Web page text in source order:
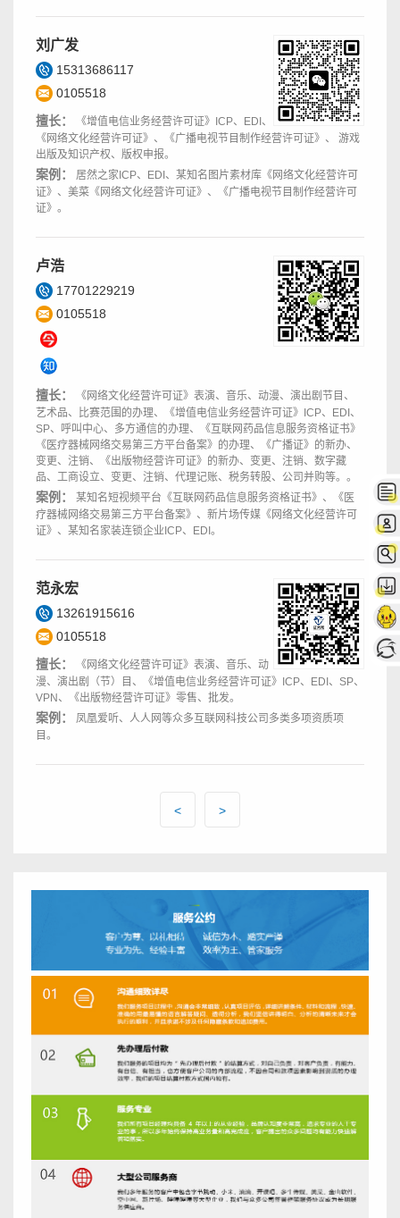
刘广发
15313686117
0105518
擅长：
《增值电信业务经营许可证》ICP、EDI、
《网络文化经营许可证》、《广播电视节目制作经营许可证》、 游戏
出版及知识产权、版权申报。
案例：
居然之家ICP、EDI、某知名图片素材库《网络文化经营许可
证》、美菜《网络文化经营许可证》、《广播电视节目制作经营许可
证》。
卢浩
17701229219
0105518
擅长：
《网络文化经营许可证》表演、音乐、动漫、演出剧节目、
艺术品、比赛范围的办理、《增值电信业务经营许可证》ICP、EDI、
SP、呼叫中心、多方通信的办理、《互联网药品信息服务资格证书》
《医疗器械网络交易第三方平台备案》的办理、《广播证》的新办、
变更、注销、《出版物经营许可证》的新办、变更、注销、数字藏
品、工商设立、变更、注销、代理记账、税务转股、公司并购等。。
案例：
某知名短视频平台《互联网药品信息服务资格证书》、《医
疗器械网络交易第三方平台备案》、新片场传媒《网络文化经营许可
证》、某知名家装连锁企业ICP、EDI。
范永宏
13261915616
0105518
擅长：
《网络文化经营许可证》表演、音乐、动
漫、演出剧（节）目、《增值电信业务经营许可证》ICP、EDI、SP、
VPN、《出版物经营许可证》零售、批发。
案例：
凤凰爱听、人人网等众多互联网科技公司多类多项资质项
目。
< >